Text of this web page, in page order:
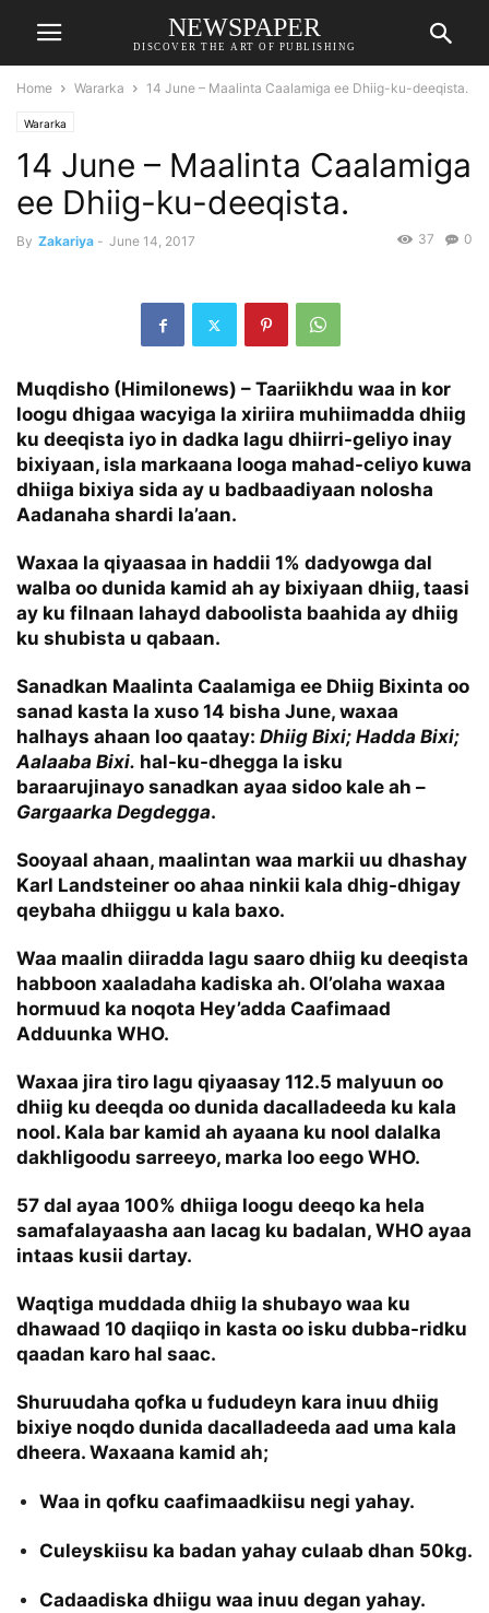
NEWSPAPER
DISCOVER THE ART OF PUBLISHING
Home Wararka 14 June – Maalinta Caalamiga ee Dhiig-ku-deeqista.
Wararka
14 June – Maalinta Caalamiga
ee Dhiig-ku-deeqista.
By Zakariya - June 14, 2017 0
37
Muqdisho (Himilonews) – Taariikhdu waa in kor
loogu dhigaa wacyiga la xiriira muhiimadda dhiig
ku deeqista iyo in dadka lagu dhiirri-geliyo inay
bixiyaan, isla markaana looga mahad-celiyo kuwa
dhiiga bixiya sida ay u badbaadiyaan nolosha
Aadanaha shardi la’aan.
Waxaa la qiyaasaa in haddii 1% dadyowga dal
walba oo dunida kamid ah ay bixiyaan dhiig, taasi
ay ku filnaan lahayd daboolista baahida ay dhiig
ku shubista u qabaan.
Sanadkan Maalinta Caalamiga ee Dhiig Bixinta oo
sanad kasta la xuso 14 bisha June, waxaa
halhays ahaan loo qaatay: Dhiig Bixi; Hadda Bixi;
Aalaaba Bixi. hal-ku-dhegga la isku
baraarujinayo sanadkan ayaa sidoo kale ah –
Gargaarka Degdegga.
Sooyaal ahaan, maalintan waa markii uu dhashay
Karl Landsteiner oo ahaa ninkii kala dhig-dhigay
qeybaha dhiiggu u kala baxo.
Waa maalin diiradda lagu saaro dhiig ku deeqista
habboon xaaladaha kadiska ah. Ol’olaha waxaa
hormuud ka noqota Hey’adda Caafimaad
Adduunka WHO.
Waxaa jira tiro lagu qiyaasay 112.5 malyuun oo
dhiig ku deeqda oo dunida dacalladeeda ku kala
nool. Kala bar kamid ah ayaana ku nool dalalka
dakhligoodu sarreeyo, marka loo eego WHO.
57 dal ayaa 100% dhiiga loogu deeqo ka hela
samafalayaasha aan lacag ku badalan, WHO ayaa
intaas kusii dartay.
Waqtiga muddada dhiig la shubayo waa ku
dhawaad 10 daqiiqo in kasta oo isku dubba-ridku
qaadan karo hal saac.
Shuruudaha qofka u fududeyn kara inuu dhiig
bixiye noqdo dunida dacalladeeda aad uma kala
dheera. Waxaana kamid ah;
Waa in qofku caafimaadkiisu negi yahay.
Culeyskiisu ka badan yahay culaab dhan 50kg.
Cadaadiska dhiigu waa inuu degan yahay.